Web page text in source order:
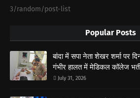
3/random/post-list
Popular Posts
बांदा में सपा नेता शेखर शर्मा पर
गंभीर हालत में मेडिकल कॉलेज
July 31, 2026